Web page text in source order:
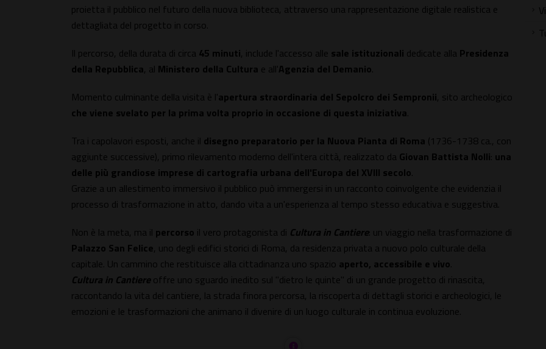
proietta il pubblico nel futuro della nuova biblioteca, attraverso una rappresentazione digitale realistica e
dettagliata del progetto in corso.
Il percorso, della durata di circa 45 minuti, include l'accesso alle sale istituzionali dedicate alla Presidenza
della Repubblica, al Ministero della Cultura e all'Agenzia del Demanio.
Momento culminante della visita è l'apertura straordinaria del Sepolcro dei Sempronii, sito archeologico
che viene svelato per la prima volta proprio in occasione di questa iniziativa.
Tra i capolavori esposti, anche il disegno preparatorio per la Nuova Pianta di Roma (1736-1738 ca., con
aggiunte successive), primo rilevamento moderno dell'intera città, realizzato da Giovan Battista Nolli: una
delle più grandiose imprese di cartografia urbana dell'Europa del XVIII secolo.
Grazie a un allestimento immersivo il pubblico può immergersi in un racconto coinvolgente che evidenzia il
processo di trasformazione in atto, dando vita a un'esperienza al tempo stesso educativa e suggestiva.
Non è la meta, ma il percorso il vero protagonista di Cultura in Cantiere: un viaggio nella trasformazione di
Palazzo San Felice, uno degli edifici storici di Roma, da residenza privata a nuovo polo culturale della
capitale. Un cammino che restituisce alla cittadinanza uno spazio aperto, accessibile e vivo.
Cultura in Cantiere offre uno sguardo inedito sul "dietro le quinte" di un grande progetto di rinascita,
raccontando la vita del cantiere, la strada finora percorsa, la riscoperta di dettagli storici e archeologici, le
emozioni e le trasformazioni che animano il divenire di un luogo culturale in continua evoluzione.